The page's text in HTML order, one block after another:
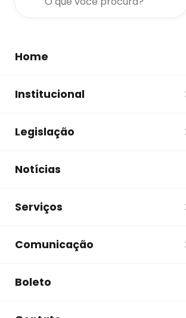
Home
Institucional
Legislação
Notícias
Serviços
Comunicação
Boleto